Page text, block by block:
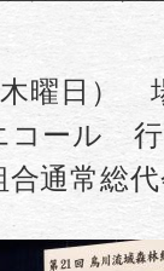
曜日）
コール 行
合通常総